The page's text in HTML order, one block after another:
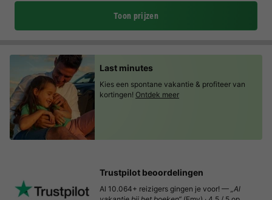
Toon prijzen
Last minutes
Kies een spontane vakantie & profiteer van
kortingen! Ontdek meer
Trustpilot beoordelingen
Al 10.064+ reizigers gingen je voor! — „Al